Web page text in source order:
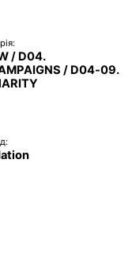
/ D04.
/ D04-09.